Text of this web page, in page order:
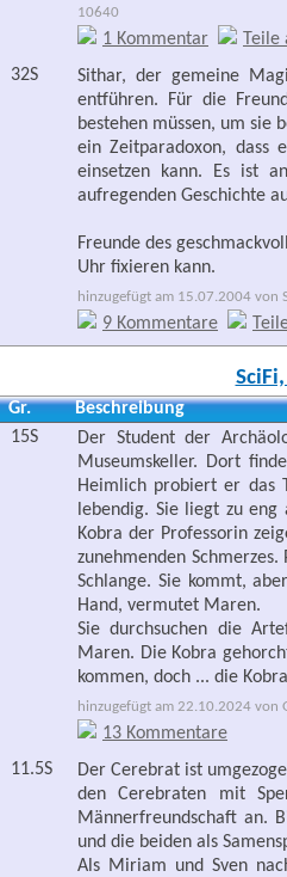
10640
1 Kommentar
32S
Sithar, der gemeine
entführen. Für die
bestehen müssen, um sie
ein Zeitparadoxon, dass
einsetzen kann. Es ist
aufregenden Geschichte
Freunde des
Uhr fixieren kann.
hinzugefügt am 15.07.2004 von
9 Kommentare
Gr.
Beschreibung
15S
Der Student der
Museumskeller. Dort
Heimlich probiert er das
lebendig. Sie liegt zu
Kobra der Professorin
zunehmenden
Schlange. Sie kommt,
Hand, vermutet Maren.
Sie durchsuchen die
Maren. Die Kobra
kommen, doch ... die
hinzugefügt am 22.10.2024 von
13 Kommentare
11.5S
Der Cerebrat ist
den Cerebraten mit
Männerfreundschaft an.
und die beiden als
Als Miriam und Sven